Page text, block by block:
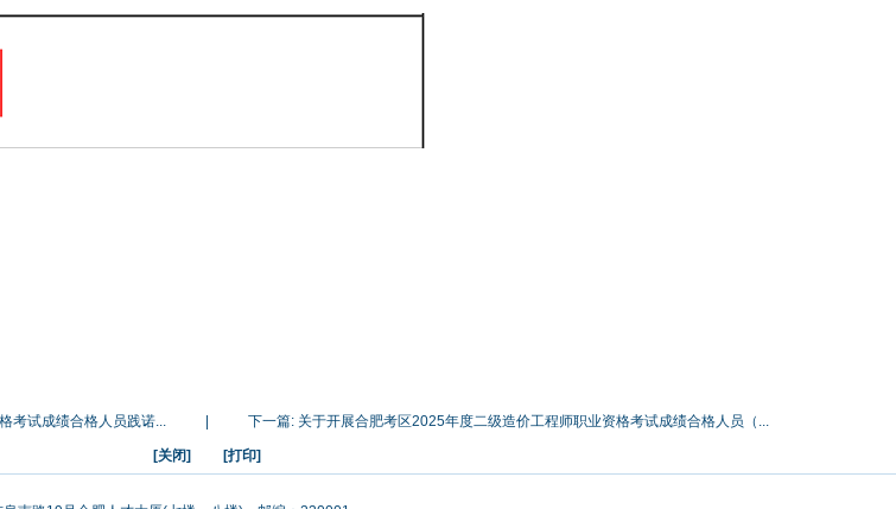
考试成绩合格人员践诺... 下一篇: 关于开展合肥考区2025年度二级造价工程师职业资格考试成绩合格人员（...
[关闭] [打印]